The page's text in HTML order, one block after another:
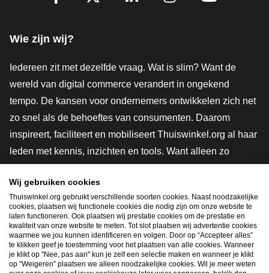
Wie zijn wij?
Iedereen zit met dezelfde vraag. Wat is slim? Want de
wereld van digital commerce verandert in ongekend
tempo. De kansen voor ondernemers ontwikkelen zich net
zo snel als de behoeftes van consumenten. Daarom
inspireert, faciliteert en mobiliseert Thuiswinkel.org al haar
leden met kennis, inzichten en tools. Want alleen zo
innovatievere toekomst. Dus groei ook mee en maak
shoppen slimmer.
Lid worden
Snel navigeren
Wij gebruiken cookies
Thuiswinkel.org gebruikt verschillende soorten cookies. Naast noodzakelijke
cookies, plaatsen wij functionele cookies die nodig zijn om onze website te
laten functioneren. Ook plaatsen wij prestatie cookies om de prestatie en
kwaliteit van onze website te meten. Tot slot plaatsen wij advertentie cookies
waarmee we jou kunnen identificeren en volgen. Door op “Accepteer alles”
te klikken geef je toestemming voor het plaatsen van alle cookies. Wanneer
je klikt op "Nee, pas aan" kun je zelf een selectie maken en wanneer je klikt
op “Weigeren” plaatsen we alleen noodzakelijke cookies. Wil je meer weten